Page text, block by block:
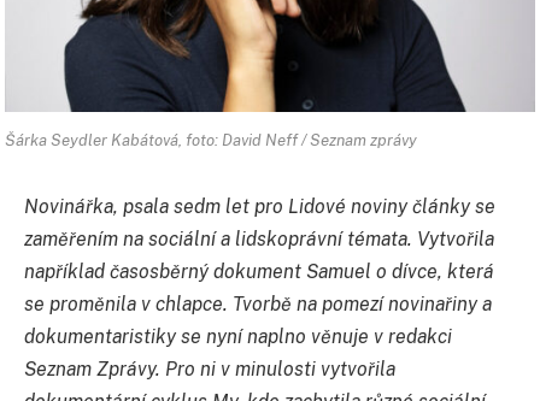
Šárka Seydler Kabátová, foto: David Neff / Seznam zprávy
Novinářka, psala sedm let pro Lidové noviny články se
zaměřením na sociální a lidskoprávní témata. Vytvořila
například časosběrný dokument Samuel o dívce, která
se proměnila v chlapce. Tvorbě na pomezí novinařiny a
dokumentaristiky se nyní naplno věnuje v redakci
Seznam Zprávy. Pro ni v minulosti vytvořila